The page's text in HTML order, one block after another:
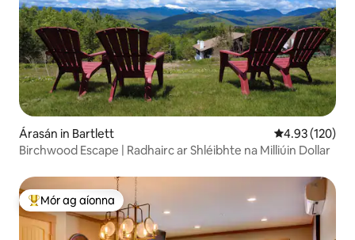
Árasán in Bartlett Meánrátáil
4.93 (120)
Birchwood Escape | Radhairc ar Shléibhte na Milliúin Dollar
An-mhór ag aíonna
Mór ag aíonna